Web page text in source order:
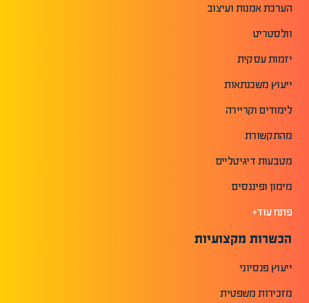
הערכת אמנות ועיצוב
וולסטריט
יזמות עסקית
ייעוץ משכנתאות
לימודים וקריירה
מהתקשורת
מטבעות דיגיטליים
מימון ופיננסים
פתח עוד+
הכשרות מקצועיות
ייעוץ פנסיוני
מזכירות משפטית